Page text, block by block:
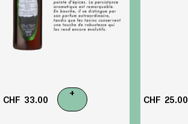
CHF 33.00
+
CHF 25.00